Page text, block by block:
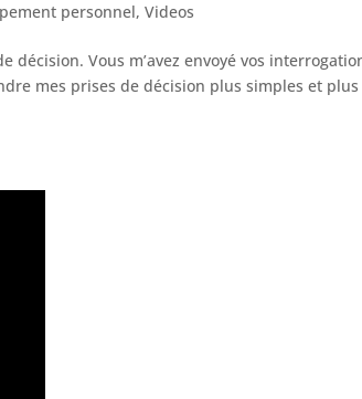
personnel,Videos
Vous m’avez envoyé vos
mes prises de décision plus simples et plus